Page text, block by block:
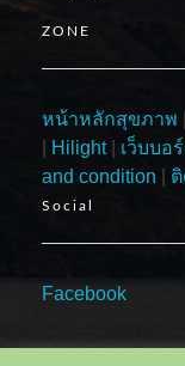
ZONE
หน้าหลักสุขภาพ
Hilight| เว็บบอ
and condition
Social
Facebook